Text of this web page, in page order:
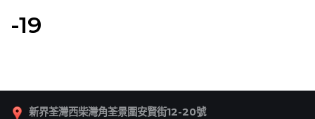
-19
新界荃灣西柴灣角荃景圍安賢街12-20號